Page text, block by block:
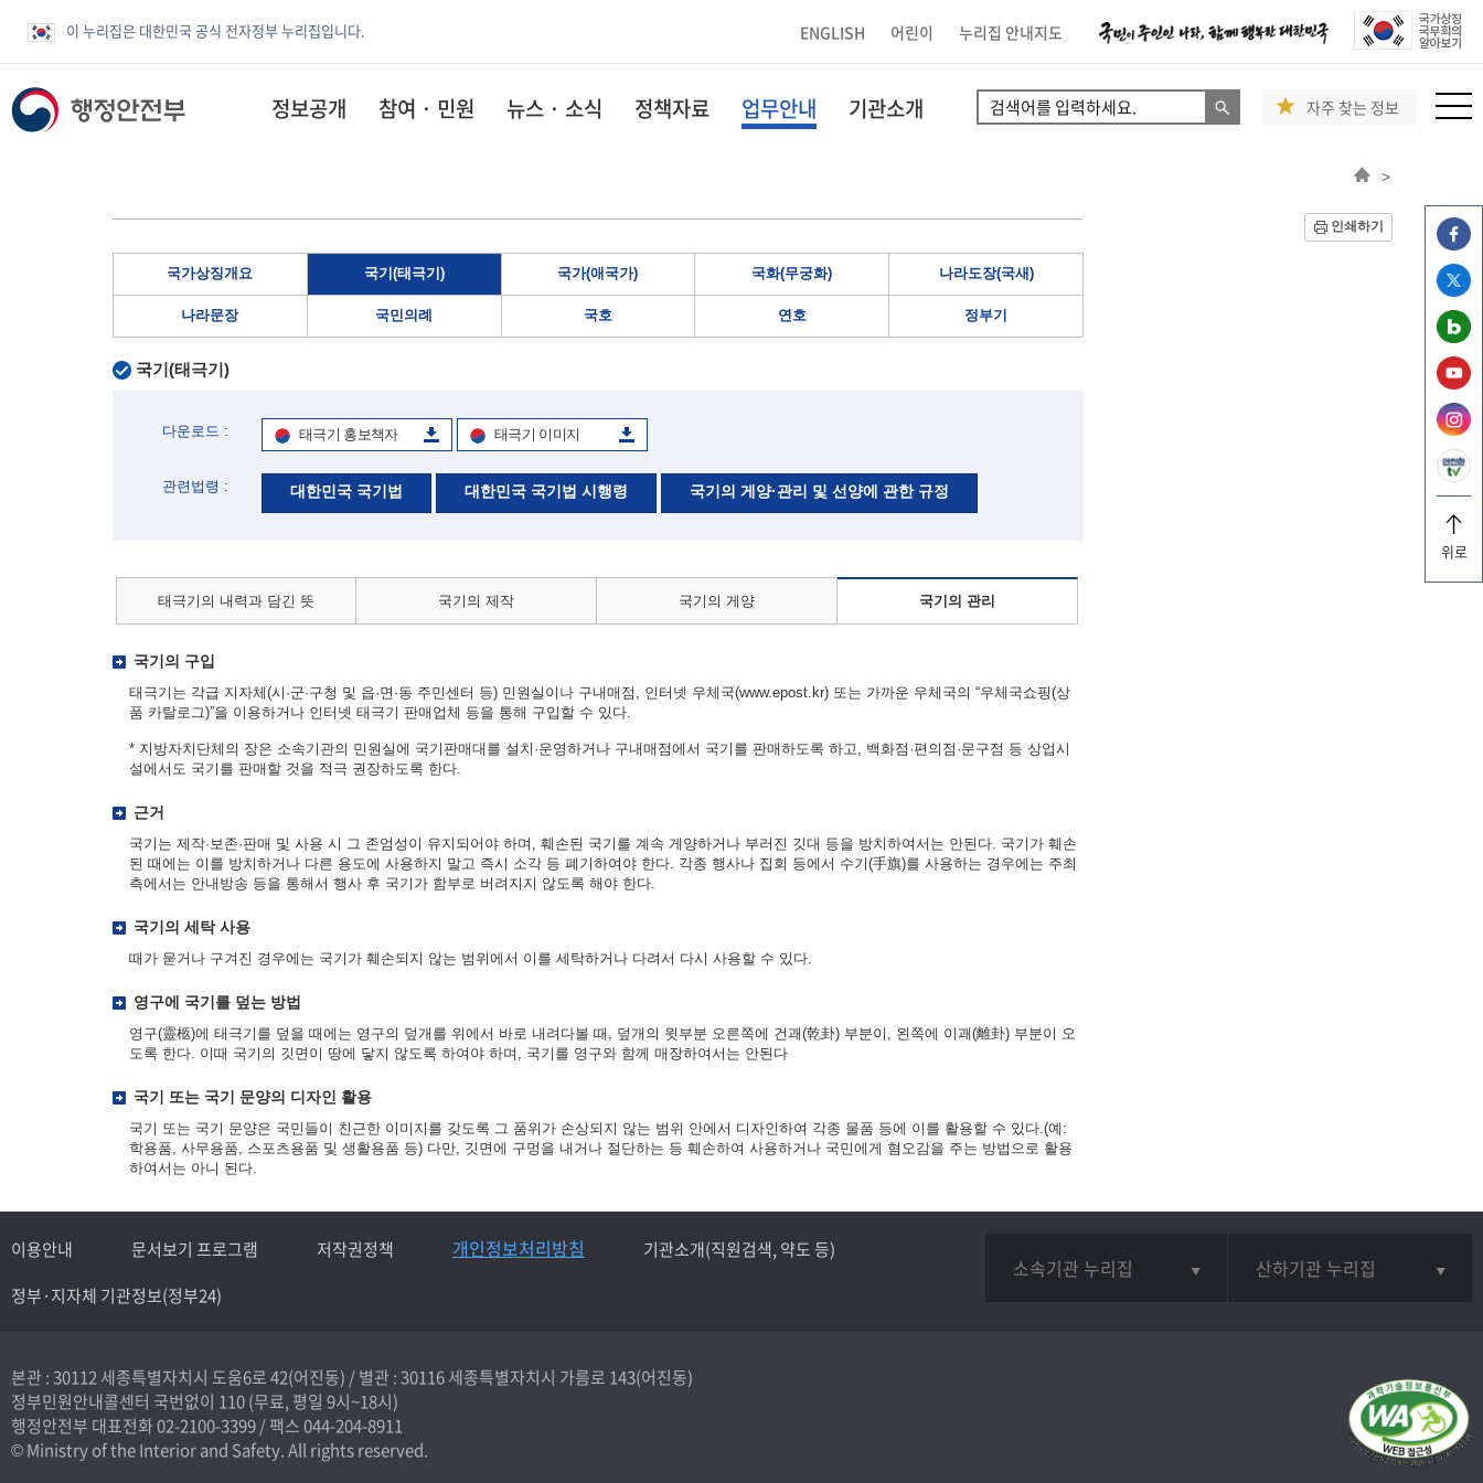
이 누리집은 대한민국 공식 전자정부 누리집입니다. ENGLISH 어린이 누리집 안내지도
위로
정보공개 참여 · 민원 뉴스 · 소식 정책자료 업무안내 기관소개 자주 찾는 정보
>
인쇄하기
국가상징개요 국기(태극기) 국가(애국가) 국화(무궁화) 나라도장(국새)
나라문장 국민의례 국호 연호 정부기
국기(태극기)
다운로드 : 태극기 홍보책자 태극기 이미지
관련법령 : 대한민국 국기법 대한민국 국기법 시행령 국기의 게양·관리 및 선양에 관한 규정
태극기의 내력과 담긴 뜻 국기의 제작 국기의 게양 국기의 관리
국기의 구입
태극기는 각급 지자체(시·군·구청 및 읍·면·동 주민센터 등) 민원실이나 구내매점, 인터넷 우체국(www.epost.kr) 또는 가까운 우체국의 “우체국쇼핑(상
품 카탈로그)”을 이용하거나 인터넷 태극기 판매업체 등을 통해 구입할 수 있다.
* 지방자치단체의 장은 소속기관의 민원실에 국기판매대를 설치·운영하거나 구내매점에서 국기를 판매하도록 하고, 백화점·편의점·문구점 등 상업시
설에서도 국기를 판매할 것을 적극 권장하도록 한다.
근거
국기는 제작·보존·판매 및 사용 시 그 존엄성이 유지되어야 하며, 훼손된 국기를 계속 게양하거나 부러진 깃대 등을 방치하여서는 안된다. 국기가 훼손
된 때에는 이를 방치하거나 다른 용도에 사용하지 말고 즉시 소각 등 폐기하여야 한다. 각종 행사나 집회 등에서 수기(手旗)를 사용하는 경우에는 주최
측에서는 안내방송 등을 통해서 행사 후 국기가 함부로 버려지지 않도록 해야 한다.
국기의 세탁 사용
때가 묻거나 구겨진 경우에는 국기가 훼손되지 않는 범위에서 이를 세탁하거나 다려서 다시 사용할 수 있다.
영구에 국기를 덮는 방법
영구(靈柩)에 태극기를 덮을 때에는 영구의 덮개를 위에서 바로 내려다볼 때, 덮개의 윗부분 오른쪽에 건괘(乾卦) 부분이, 왼쪽에 이괘(離卦) 부분이 오
도록 한다. 이때 국기의 깃면이 땅에 닿지 않도록 하여야 하며, 국기를 영구와 함께 매장하여서는 안된다
국기 또는 국기 문양의 디자인 활용
국기 또는 국기 문양은 국민들이 친근한 이미지를 갖도록 그 품위가 손상되지 않는 범위 안에서 디자인하여 각종 물품 등에 이를 활용할 수 있다.(예:
학용품, 사무용품, 스포츠용품 및 생활용품 등) 다만, 깃면에 구멍을 내거나 절단하는 등 훼손하여 사용하거나 국민에게 혐오감을 주는 방법으로 활용
하여서는 아니 된다.
이용안내 문서보기 프로그램 저작권정책 개인정보처리방침
기관소개(직원검색, 약도 등)
정부·지자체 기관정보(정부24)
소속기관 누리집 산하기관 누리집
본관 : 30112 세종특별자치시 도움6로 42(어진동) /별관 : 30116 세종특별자치시 가름로 143(어진동)
정부민원안내콜센터 국번없이 110(무료, 평일 9시~18시)
행정안전부 대표전화02-2100-3399/ 팩스 044-204-8911
© Ministry of the Interior and Safety. All rights reserved.